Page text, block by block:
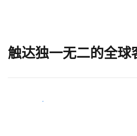
触达独一无二的全球
立即触达新客人